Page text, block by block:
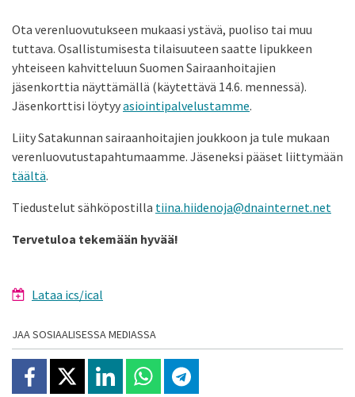
Ota verenluovutukseen mukaasi ystävä, puoliso tai muu
tuttava. Osallistumisesta tilaisuuteen saatte lipukkeen
yhteiseen kahvitteluun Suomen Sairaanhoitajien
jäsenkorttia näyttämällä (käytettävä 14.6. mennessä).
Jäsenkorttisi löytyyasiointipalvelustamme.
Liity Satakunnan sairaanhoitajien joukkoon ja tule mukaan
verenluovutustapahtumaamme. Jäseneksi pääset liittymään
täältä.
Tiedustelut sähköpostilla tiina.hiidenoja@dnainternet.net
Tervetuloa tekemään hyvää!
Lataa ics/ical
JAA SOSIAALISESSA MEDIASSA
Jaa Facebookissa
Jaa X:ssäJaa Linkedinissä
Jaa Whatsappissa
Jaa Telegramissa